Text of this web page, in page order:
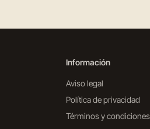
Información
Aviso legal
Política de privacidad
Términos y condiciones